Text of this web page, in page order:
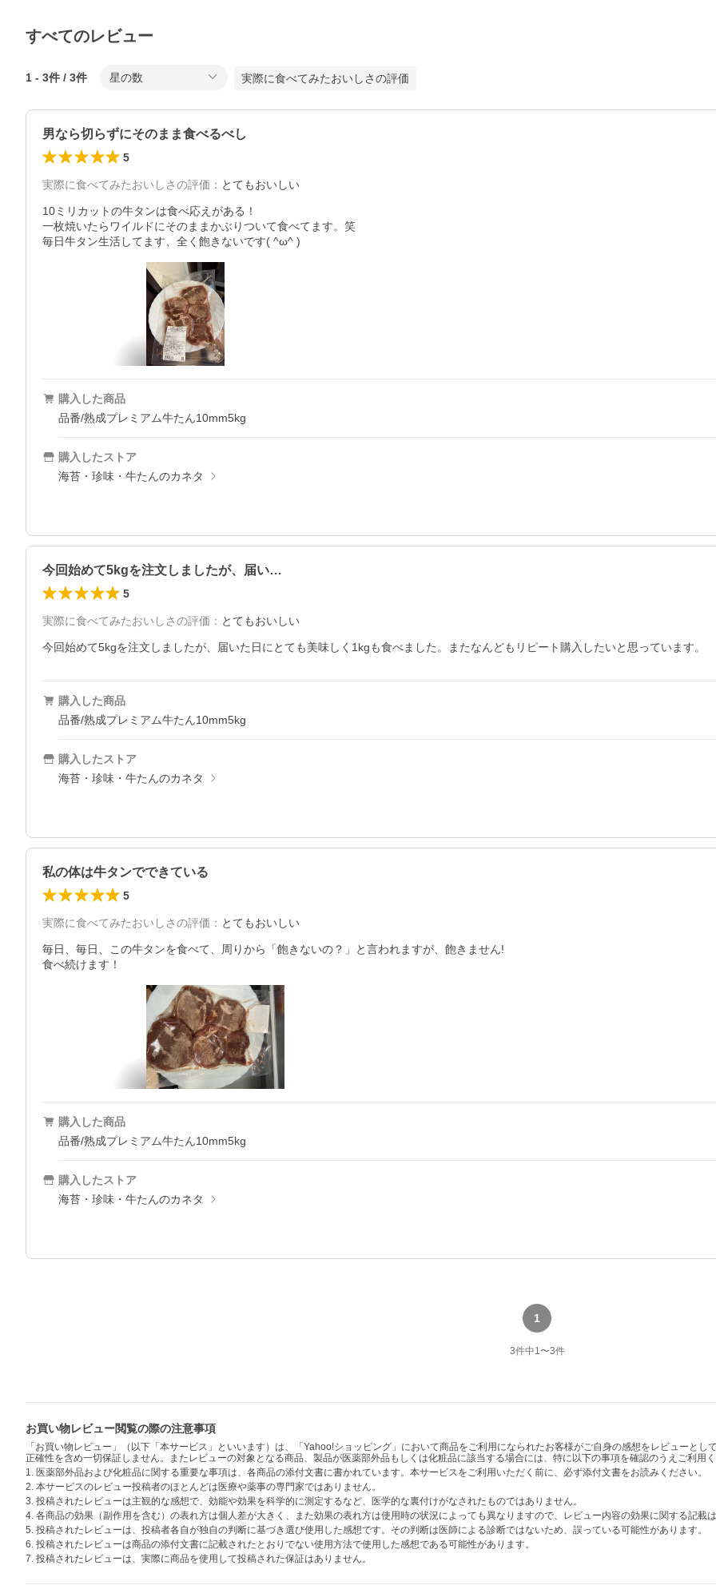
すべてのレビュー
1 - 3件 / 3件 星の数 実際に食べてみたおいしさの評価
男なら切らずにそのまま食べるべし
5
実際に食べてみたおいしさの評価 ： とてもおいしい
10ミリカットの牛タンは食べ応えがある！
一枚焼いたらワイルドにそのままかぶりついて食べてます。笑
毎日牛タン生活してます、全く飽きないです( ^ω^ )
購入した商品
品番/熟成プレミアム牛たん10mm5kg
購入したストア
海苔・珍味・牛たんのカネタ
今回始めて5kgを注文しましたが、届い…
5
実際に食べてみたおいしさの評価 ： とてもおいしい
今回始めて5kgを注文しましたが、届いた日にとても美味しく1kgも食べました。またなんどもリピート購入したいと思っています。
購入した商品
品番/熟成プレミアム牛たん10mm5kg
購入したストア
海苔・珍味・牛たんのカネタ
私の体は牛タンでできている
5
実際に食べてみたおいしさの評価 ： とてもおいしい
毎日、毎日、この牛タンを食べて、周りから「飽きないの？」と言われますが、飽きません!
食べ続けます！
購入した商品
品番/熟成プレミアム牛たん10mm5kg
購入したストア
海苔・珍味・牛たんのカネタ
1
3件中1〜3件
お買い物レビュー閲覧の際の注意事項
「お買い物レビュー」（以下「本サービス」といいます）は、「Yahoo!ショッピング」において商品をご利用になられたお客様がご自身の感想をレビューと
正確性を含め一切保証しません。またレビューの対象となる商品、製品が医薬部外品もしくは化粧品に該当する場合には、特に以下の事項を確認のうえご利用く
1. 医薬部外品および化粧品に関する重要な事項は、各商品の添付文書に書かれています。本サービスをご利用いただく前に、必ず添付文書をお読みください。
2. 本サービスのレビュー投稿者のほとんどは医療や薬事の専門家ではありません。
3. 投稿されたレビューは主観的な感想で、効能や効果を科学的に測定するなど、医学的な裏付けがなされたものではありません。
4. 各商品の効果（副作用を含む）の表れ方は個人差が大きく、また効果の表れ方は使用時の状況によっても異なりますので、レビュー内容の効果に関する記載
5. 投稿されたレビューは、投稿者各自が独自の判断に基づき選び使用した感想です。その判断は医師による診断ではないため、誤っている可能性があります。
6. 投稿されたレビューは商品の添付文書に記載されたとおりでない使用方法で使用した感想である可能性があります。
7. 投稿されたレビューは、実際に商品を使用して投稿された保証はありません。